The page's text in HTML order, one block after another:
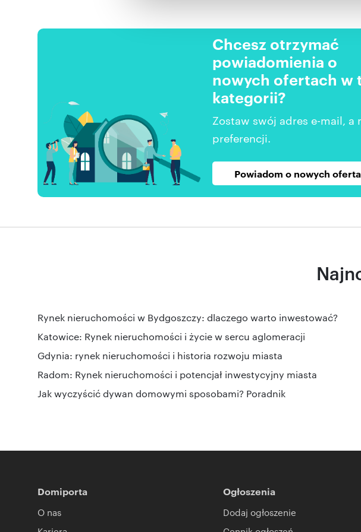
Chcesz otrzymać
powiadomienia o
nowych ofertach w
kategorii?
Zostaw swój adres e-mail,
preferencji.
Powiadom o nowych
Rynek nieruchomości w Bydgoszczy: dlaczego warto inwestować?
Katowice: Rynek nieruchomości i życie w sercu aglomeracji
Gdynia: rynek nieruchomości i historia rozwoju miasta
Radom: Rynek nieruchomości i potencjał inwestycyjny miasta
Jak wyczyścić dywan domowymi sposobami? Poradnik
Domiporta
O nas
Ogłoszenia
Dodaj ogłoszenie